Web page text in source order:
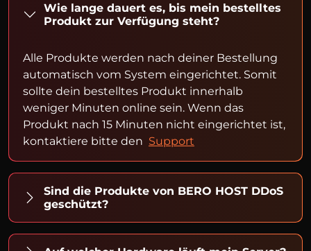
Wie lange dauert es, bis mein bestelltes
Produkt zur Verfügung steht?
Alle Produkte werden nach deiner Bestellung
automatisch vom System eingerichtet. Somit
sollte dein bestelltes Produkt innerhalb
weniger Minuten online sein. Wenn das
Produkt nach 15 Minuten nicht eingerichtet ist,
kontaktiere bitte den Support
Sind die Produkte von BERO HOST DDoS
geschützt?